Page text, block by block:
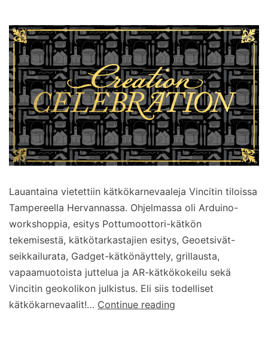
Lauantaina vietettiin kätkökarnevaaleja Vincitin tiloissa
Tampereella Hervannassa. Ohjelmassa oli Arduino-
workshoppia, esitys Pottumoottori-kätkön
tekemisestä, kätkötarkastajien esitys, Geoetsivät-
seikkailurata, Gadget-kätkönäyttely, grillausta,
vapaamuotoista juttelua ja AR-kätkökokeilu sekä
Vincitin geokolikon julkistus. Eli siis todelliset
kätkökarnevaalit!… Continue reading